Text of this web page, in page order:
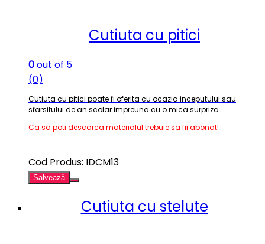
Cutiuta cu pitici
0out of 5
(0)
Cutiuta cu pitici poate fi oferita cu ocazia inceputului sau
sfarsitului de an scolar impreuna cu o mica surpriza.
Ca sa poti descarca materialul trebuie sa fii abonat!
Cod Produs: IDCM13
Salvează
Cutiuta cu stelute